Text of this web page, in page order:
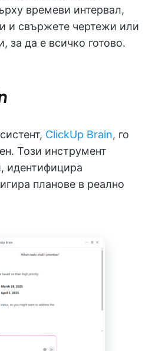
времеви интервал,
и свържете чертежи или
за да е всичко готово.
ClickUp Brain, го
Този инструмент
идентифицира
планове в реално